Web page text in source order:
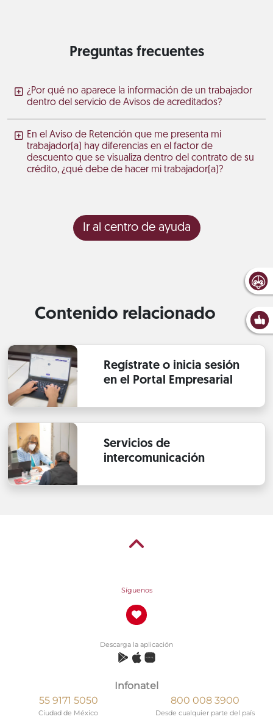
Preguntas frecuentes
¿Por qué no aparece la información de un trabajador
dentro del servicio de Avisos de acreditados?
En el Aviso de Retención que me presenta mi
trabajador(a) hay diferencias en el factor de
descuento que se visualiza dentro del contrato de su
crédito, ¿qué debe de hacer mi trabajador(a)?
Ir al centro de ayuda
Contenido relacionado
Regístrate o inicia sesión
en el Portal Empresarial
Servicios de
intercomunicación
Síguenos
Descarga la aplicación
Infonatel
55 9171 5050
Ciudad de México
800 008 3900
Desde cualquier parte del país